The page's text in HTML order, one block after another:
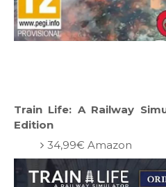
Train Life: A Railway
Edition
34,99€ Amazon